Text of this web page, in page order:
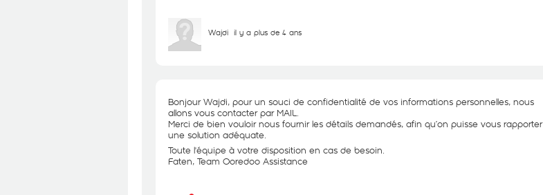
Wajdi il y a plus de 4 ans
Bonjour Wajdi, pour un souci de confidentialité de vos informations personnelles, nous
allons vous contacter par MAIL.
Merci de bien vouloir nous fournir les détails demandés, afin qu’on puisse vous rapporter
une solution adéquate.
Toute l'équipe à votre disposition en cas de besoin.
Faten, Team Ooredoo Assistance